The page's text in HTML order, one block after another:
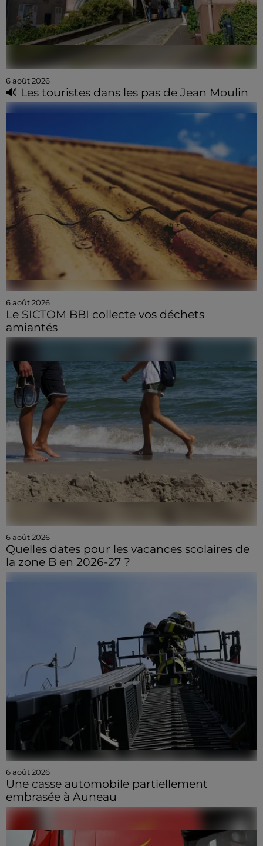
6 août 2026
🔊 Les touristes dans les pas de Jean Moulin
6 août 2026
Le SICTOM BBI collecte vos déchets
amiantés
6 août 2026
Quelles dates pour les vacances scolaires de
la zone B en 2026-27 ?
6 août 2026
Une casse automobile partiellement
embrasée à Auneau